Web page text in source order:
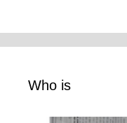
Who is